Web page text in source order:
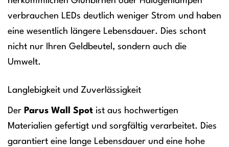
verbrauchen LEDs deutlich weniger Strom und haben
eine wesentlich längere Lebensdauer. Dies schont
nicht nur Ihren Geldbeutel, sondern auch die
Umwelt.
Langlebigkeit und Zuverlässigkeit
Der Parus Wall Spot ist aus hochwertigen
Materialien gefertigt und sorgfältig verarbeitet. Dies
garantiert eine lange Lebensdauer und eine hohe